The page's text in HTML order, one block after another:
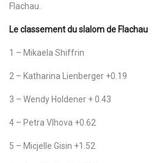
Flachau.
Le classement du slalom de Flachau
1 – Mikaela Shiffrin
2 – Katharina Lienberger +0.19
3 – Wendy Holdener + 0.43
4 – Petra Vlhova +0.62
5 – Micjelle Gisin +1.52